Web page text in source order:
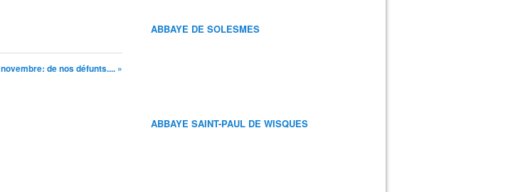
novembre: de nos défunts.... »
ABBAYE DE SOLESMES
ABBAYE SAINT-PAUL DE WISQUES